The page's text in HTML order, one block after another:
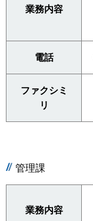
業務内容
電話
ファクシミ
リ
管理課
業務内容